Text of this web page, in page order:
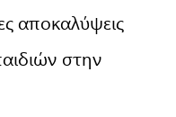
αποκαλύψεις
στην